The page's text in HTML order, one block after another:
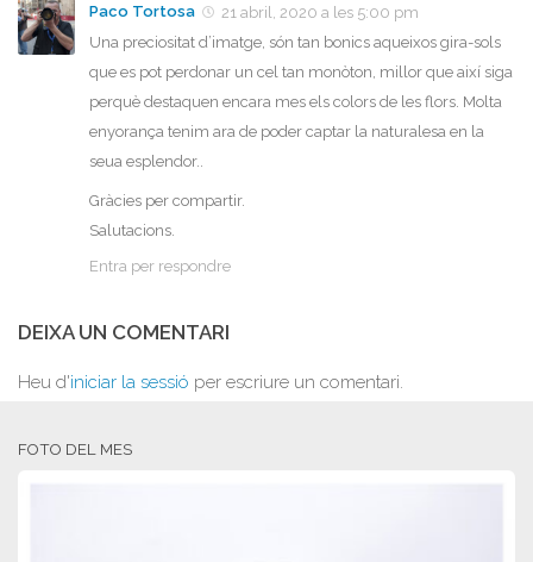
Paco Tortosa
21 abril, 2020 a les 5:00 pm
Una preciositat d’imatge, són tan bonics aqueixos gira-sols
que es pot perdonar un cel tan monòton, millor que així siga
perquè destaquen encara mes els colors de les flors. Molta
enyorança tenim ara de poder captar la naturalesa en la
seua esplendor..
Gràcies per compartir.
Salutacions.
Entra per respondre
DEIXA UN COMENTARI
Heu d'iniciar la sessió per escriure un comentari.
FOTO DEL MES